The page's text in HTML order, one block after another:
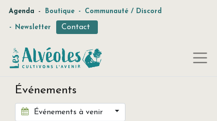
Agenda - Boutique - Communauté / Discord
- Newsletter Contact
Événements
Événements à venir